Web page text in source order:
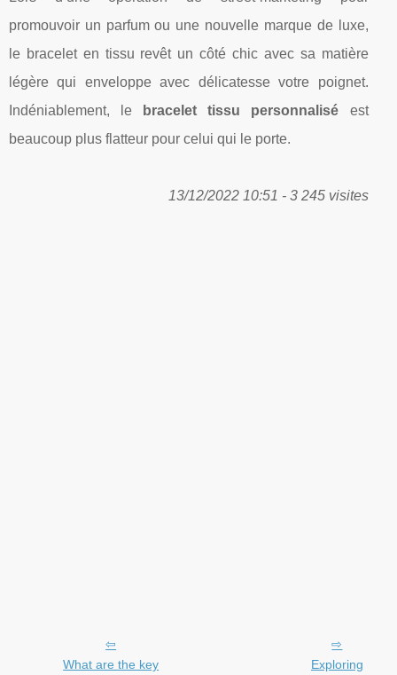
promouvoir un parfum ou une nouvelle marque de luxe,
le bracelet en tissu revêt un côté chic avec sa matière
légère qui enveloppe avec délicatesse votre poignet.
Indéniablement, le
bracelet tissu personnalisé est
beaucoup plus flatteur pour celui qui le porte.
13/12/2022 10:51 - 3 245 visites
What are the key
Exploring